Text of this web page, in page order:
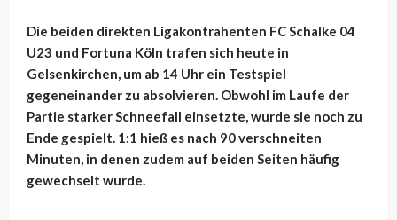
Die beiden direkten Ligakontrahenten FC Schalke 04
U23 und Fortuna Köln trafen sich heute in
Gelsenkirchen, um ab 14 Uhr ein Testspiel
gegeneinander zu absolvieren. Obwohl im Laufe der
Partie starker Schneefall einsetzte, wurde sie noch zu
Ende gespielt. 1:1 hieß es nach 90 verschneiten
Minuten, in denen zudem auf beiden Seiten häufig
gewechselt wurde.